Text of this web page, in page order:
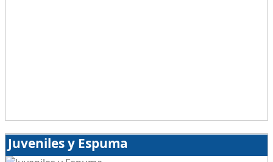
Juveniles y Espuma